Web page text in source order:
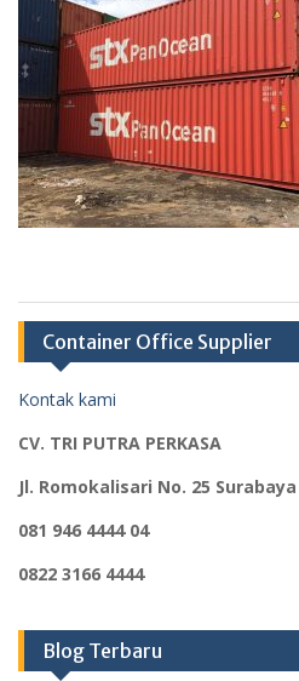
Container Office Supplier
Kontak kami
CV. TRI PUTRA PERKASA
Jl. Romokalisari No. 25 Surabaya
081 946 4444 04
0822 3166 4444
Blog Terbaru